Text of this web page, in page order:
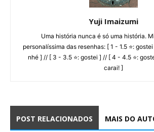
Yuji Imaizumi
Uma história nunca é só uma história.
personalíssima das resenhas: [ 1 - 1.5 ⭐:
nhé ] // [ 3 - 3.5 ⭐: gostei ] // [ 4 - 4.5 ⭐:
carai! ]
POST RELACIONADOS MAIS DO